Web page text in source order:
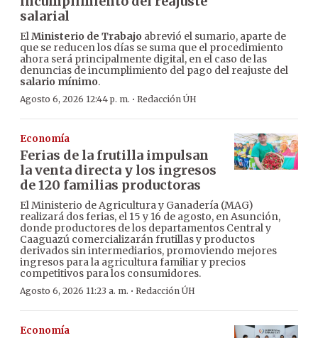
salarial
ElMinisterio de Trabajo abrevió el sumario, aparte de
que se reducen los días se suma que el procedimiento
ahora será principalmente digital, en el caso de las
denuncias de incumplimiento del pago del reajuste del
salario mínimo.
Agosto 6, 2026 12:44 p. m. · Redacción ÚH
Economía
Ferias de la frutilla impulsan
la venta directa y los ingresos
de 120 familias productoras
El Ministerio de Agricultura y Ganadería (MAG)
realizará dos ferias, el 15 y 16 de agosto, en Asunción,
donde productores de los departamentos Central y
Caaguazú comercializarán frutillas y productos
derivados sin intermediarios, promoviendo mejores
ingresos para la agricultura familiar y precios
competitivos para los consumidores.
Agosto 6, 2026 11:23 a. m. · Redacción ÚH
Economía